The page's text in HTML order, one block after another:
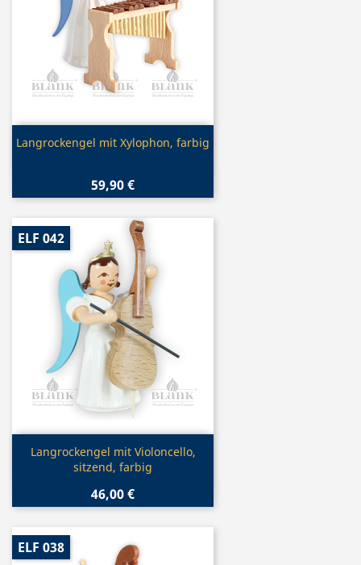
Vorschau
Langrockengel mit Xylophon, farbig
59,90 €
Vorschau
Langrockengel mit Violoncello,
sitzend, farbig
46,00 €
ELF 042
ELF 038